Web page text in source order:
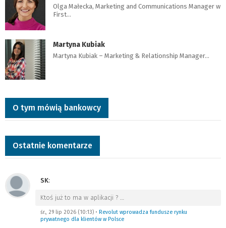
Olga Małecka, Marketing and Communications Manager w
First…
Martyna Kubiak
Martyna Kubiak – Marketing & Relationship Manager…
O tym mówią bankowcy
Ostatnie komentarze
SK:
Ktoś już to ma w aplikacji ? …
śr., 29 lip 2026 (10:13) • Revolut wprowadza fundusze rynku
prywatnego dla klientów w Polsce